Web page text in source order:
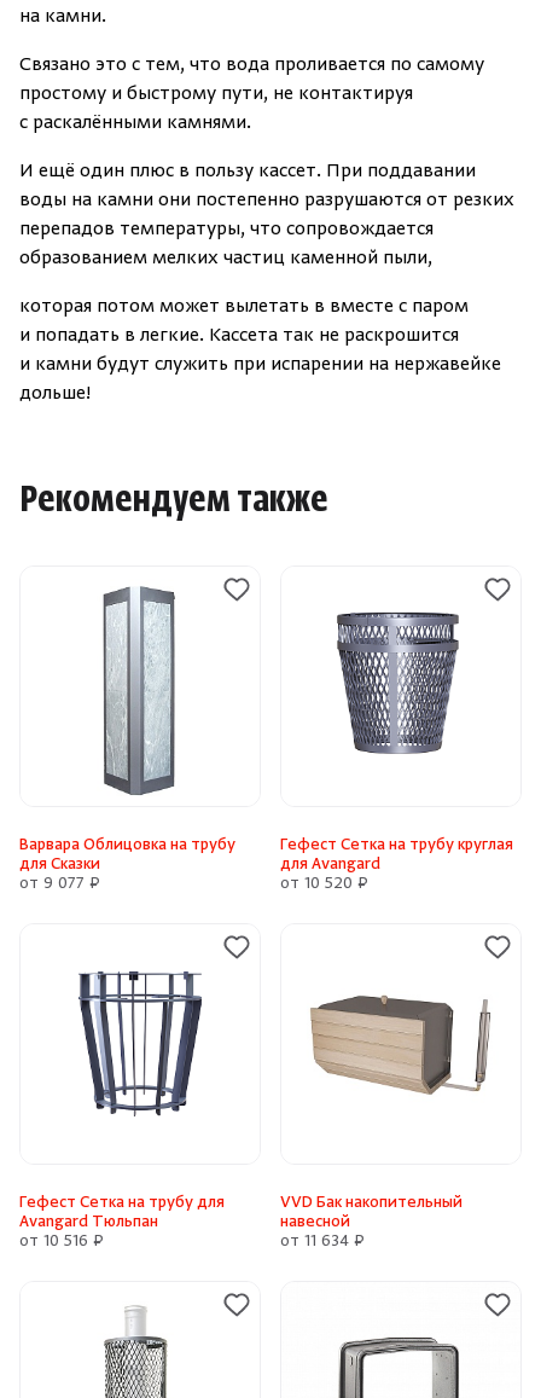
на камни.
Связано это с тем, что вода проливается по самому
простому и быстрому пути, не контактируя
с раскалёнными камнями.
И ещё один плюс в пользу кассет. При поддавании
воды на камни они постепенно разрушаются от резких
перепадов температуры, что сопровождается
образованием мелких частиц каменной пыли,
которая потом может вылетать в вместе с паром
и попадать в легкие. Кассета так не раскрошится
и камни будут служить при испарении на нержавейке
дольше!
Рекомендуем также
Варвара Облицовка на трубу
для Сказки
от 9 077 ₽
Гефест Сетка на трубу круглая
для Avangard
от 10 520 ₽
Гефест Сетка на трубу для
Avangard Тюльпан
от 10 516 ₽
VVD Бак накопительный
навесной
от 11 634 ₽